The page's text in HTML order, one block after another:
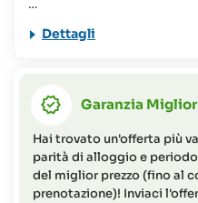
esitate a contattare il Team
46 giorni o più prima
del soggiorno
35-3 giorni prima
2-0 giorni prima dell'arrivo
95% dell'importo totale del
Dettagli
Garanzia Miglior
Hai trovato un'offerta più
parità di alloggio e
del miglior prezzo (fino al
prenotazione)! Inviaci